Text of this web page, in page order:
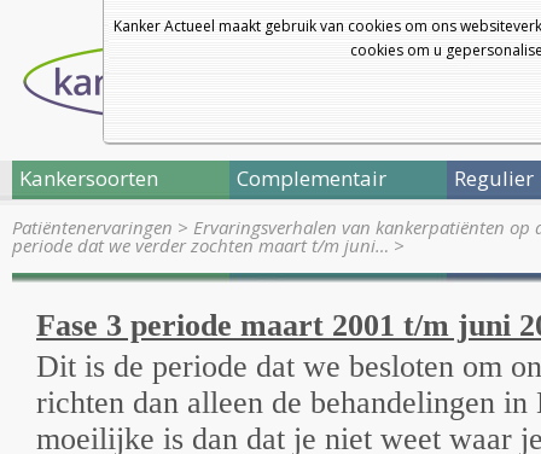
Kanker Actueel maakt gebruik van cookies om ons
cookies om u
Kankersoorten Complementair Regulier
Patiëntenervaringen > Ervaringsverhalen van kankerpatiënten op
periode dat we verder zochten maart t/m juni… >
Fase 3 periode maart 2001 t/m juni
Dit is de periode dat we besloten om
richten dan alleen de behandelingen in
moeilijke is dan dat je niet weet waar